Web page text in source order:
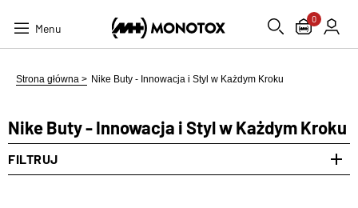
Menu
0
Strona główna > Nike Buty - Innowacja i Styl w Każdym Kroku
Nike Buty - Innowacja i Styl w Każdym Kroku
FILTRUJ